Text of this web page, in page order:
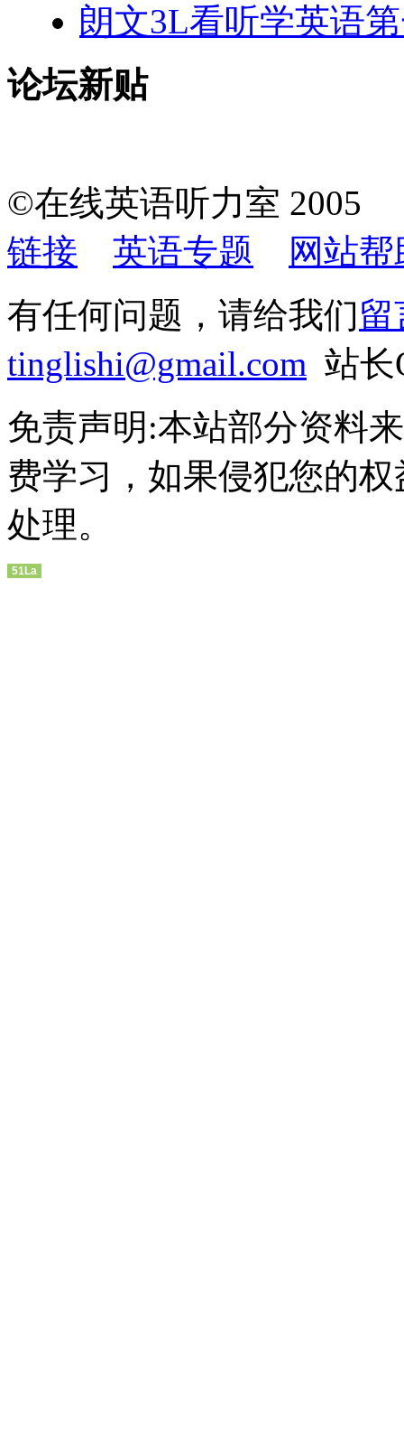
朗文3L看听学英语第
论坛新贴
©在线英语听力室
链接
英语专题
网站帮
有任何问题，请给我们留
tinglishi@gmail.com 站长
免责声明:本站部分资料
费学习，如果侵犯您的
处理。
51La